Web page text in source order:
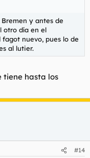
y antes de
otro día en el
nuevo, pues lo de
al lutier.
tiene hasta los
#14